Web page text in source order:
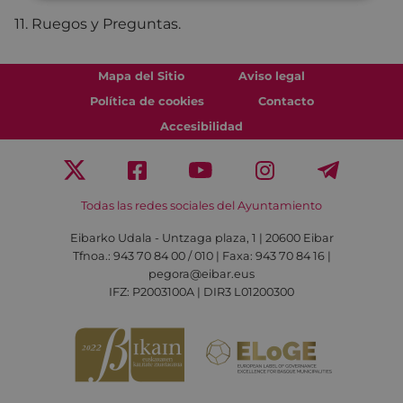
11. Ruegos y Preguntas.
Mapa del Sitio
Aviso legal
Política de cookies
Contacto
Accesibilidad
Todas las redes sociales del Ayuntamiento
Eibarko Udala - Untzaga plaza, 1 | 20600 Eibar
Tfnoa.: 943 70 84 00 / 010 | Faxa: 943 70 84 16 |
pegora@eibar.eus
IFZ: P2003100A | DIR3 L01200300